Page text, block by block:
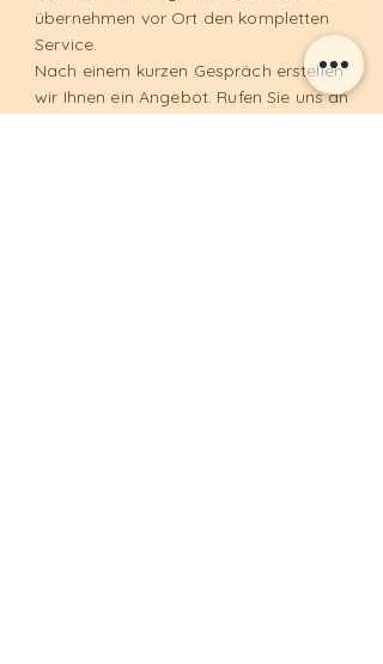
übernehmen vor Ort den kompletten
Service.
Nach einem kurzen Gespräch erstellen
wir Ihnen ein Angebot. Rufen Sie uns an